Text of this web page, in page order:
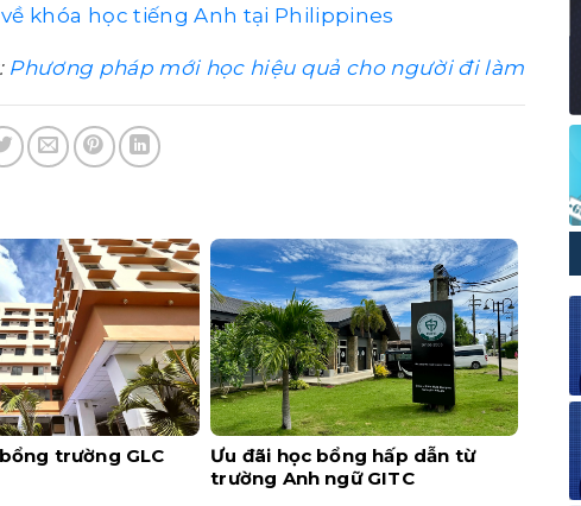
khóa học tiếng Anh tại Philippines
Phương pháp mới học hiệu quả cho người đi làm
trường GLC
Ưu đãi học bổng hấp dẫn từ
trường Anh ngữ GITC